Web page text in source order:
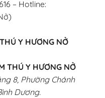
– Hotline:
Y HƯƠNG NỞ
THÚ Y HƯƠNG NỞ
8, Phường Chánh
Dương.